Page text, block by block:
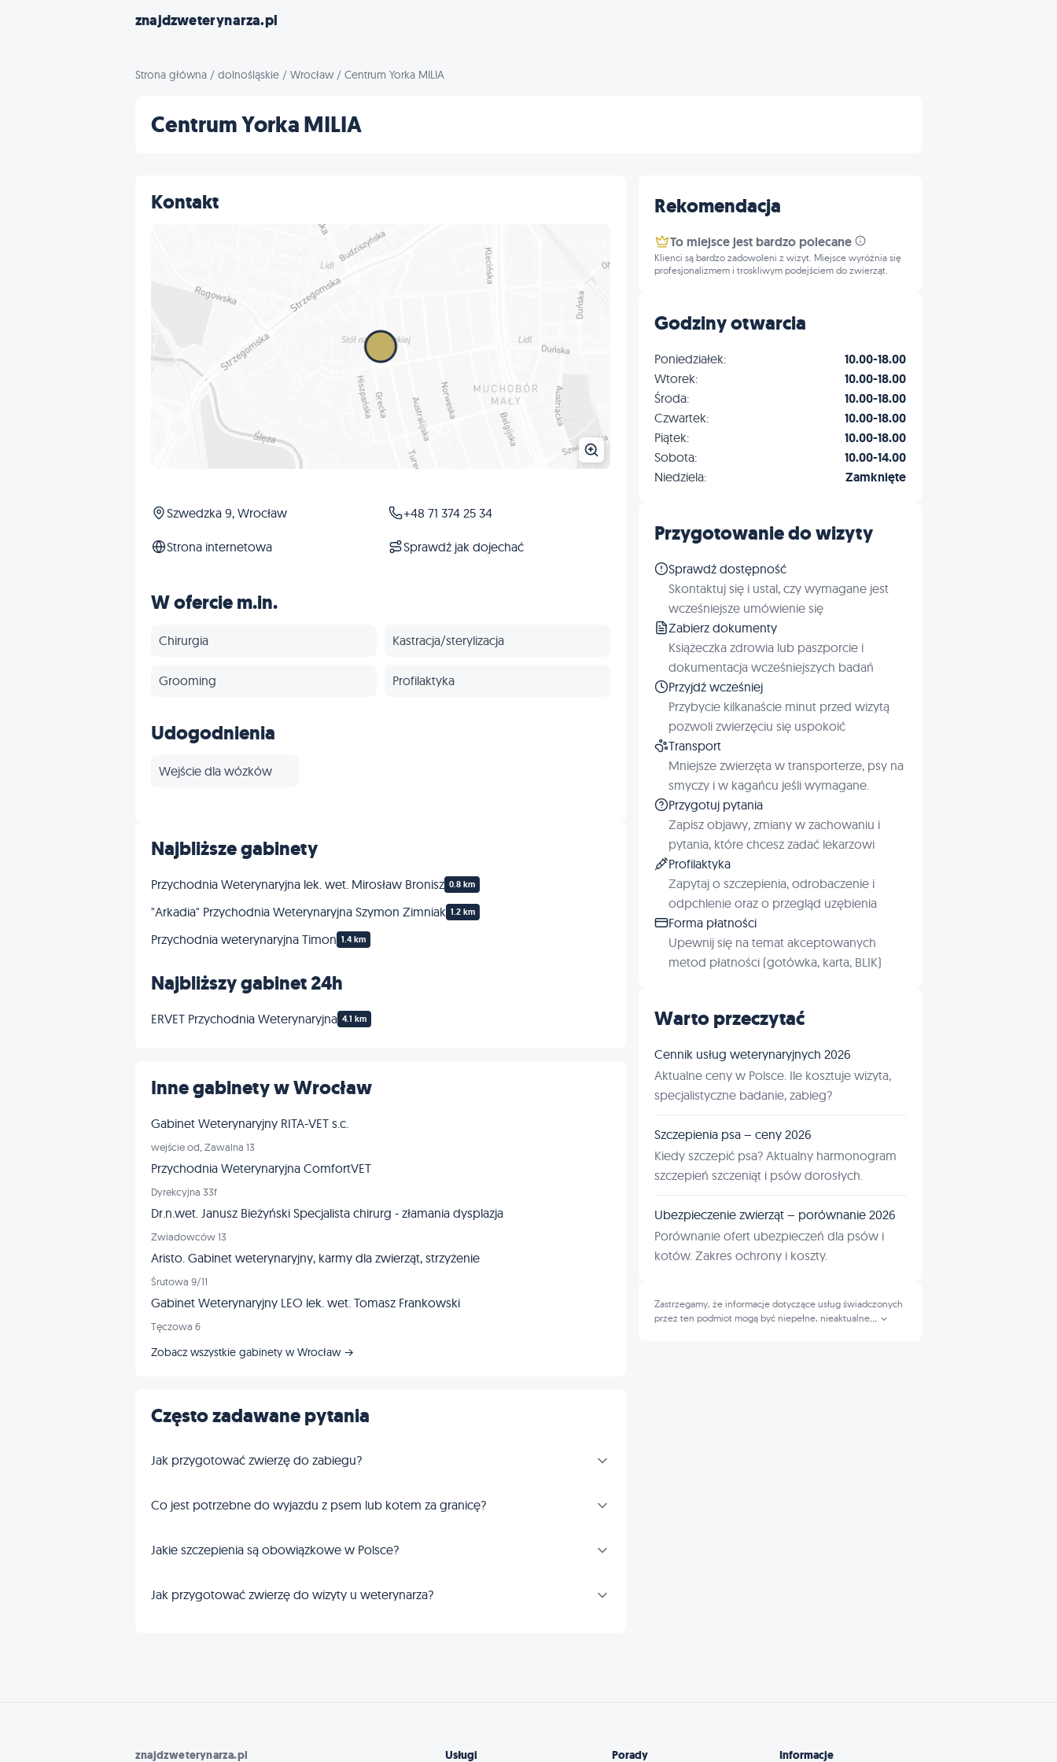
znajdzweterynarza.pl
Strona główna / dolnośląskie / Wrocław/ Centrum Yorka MILIA
Centrum Yorka MILIA
Kontakt
Szwedzka 9, Wrocław +48 71 374 25 34
Strona internetowa Sprawdź jak dojechać
W ofercie m.in.
Chirurgia Kastracja/sterylizacja
Grooming Profilaktyka
Udogodnienia
Wejście dla wózków
Najbliższe gabinety
Przychodnia Weterynaryjna lek. wet. Mirosław Bronisz 0.8 km
"Arkadia" Przychodnia Weterynaryjna Szymon Zimniak 1.2 km
Przychodnia weterynaryjna Timon 1.4 km
Najbliższy gabinet 24h
ERVET Przychodnia Weterynaryjna 4.1 km
Inne gabinety w Wrocław
Gabinet Weterynaryjny RITA-VET s.c.
wejście od, Zawalna 13
Przychodnia Weterynaryjna ComfortVET
Dyrekcyjna 33f
Dr.n.wet. Janusz Bieżyński Specjalista chirurg - złamania dysplazja
Zwiadowców 13
Aristo. Gabinet weterynaryjny, karmy dla zwierząt, strzyżenie
Śrutowa 9/11
Gabinet Weterynaryjny LEO lek. wet. Tomasz Frankowski
Tęczowa 6
Zobacz wszystkie gabinety w Wrocław →
Często zadawane pytania
Jak przygotować zwierzę do zabiegu?
Co jest potrzebne do wyjazdu z psem lub kotem za granicę?
Jakie szczepienia są obowiązkowe w Polsce?
Jak przygotować zwierzę do wizyty u weterynarza?
Rekomendacja
To miejsce jest bardzo polecane
Klienci są bardzo zadowoleni z wizyt. Miejsce wyróżnia się
profesjonalizmem i troskliwym podejściem do zwierząt.
Godziny otwarcia
Poniedziałek: 10.00-18.00
Wtorek: 10.00-18.00
Środa: 10.00-18.00
Czwartek: 10.00-18.00
Piątek: 10.00-18.00
Sobota: 10.00-14.00
Niedziela: Zamknięte
Przygotowanie do wizyty
Sprawdź dostępność
Skontaktuj się i ustal, czy wymagane jest
wcześniejsze umówienie się
Zabierz dokumenty
Książeczka zdrowia lub paszporcie i
dokumentacja wcześniejszych badań
Przyjdź wcześniej
Przybycie kilkanaście minut przed wizytą
pozwoli zwierzęciu się uspokoić
Transport
Mniejsze zwierzęta w transporterze, psy na
smyczy i w kagańcu jeśli wymagane.
Przygotuj pytania
Zapisz objawy, zmiany w zachowaniu i
pytania, które chcesz zadać lekarzowi
Profilaktyka
Zapytaj o szczepienia, odrobaczenie i
odpchlenie oraz o przegląd uzębienia
Forma płatności
Upewnij się na temat akceptowanych
metod płatności (gotówka, karta, BLIK)
Warto przeczytać
Cennik usług weterynaryjnych 2026
Aktualne ceny w Polsce. Ile kosztuje wizyta,
specjalistyczne badanie, zabieg?
Szczepienia psa – ceny 2026
Kiedy szczepić psa? Aktualny harmonogram
szczepień szczeniąt i psów dorosłych.
Ubezpieczenie zwierząt – porównanie 2026
Porównanie ofert ubezpieczeń dla psów i
kotów. Zakres ochrony i koszty.
Zastrzegamy, że informacje dotyczące usług świadczonych
przez ten podmiot mogą być niepełne, nieaktualne...
znajdzweterynarza.pl Usługi Porady Informacje